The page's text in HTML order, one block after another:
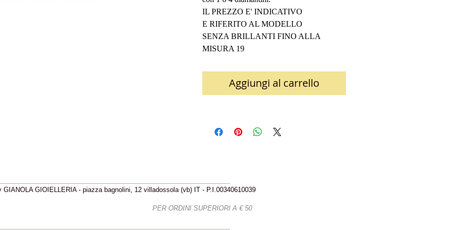
IL PREZZO E' INDICATIVO
E RIFERITO AL MODELLO
SENZA BRILLANTI FINO ALLA
MISURA 19
Aggiungi al carrello
GIANOLA GIOIELLERIA - piazza bagnolini, 12 villadossola (vb) IT - P.I.00340610039
PER ORDINI SUPERIORI A € 50